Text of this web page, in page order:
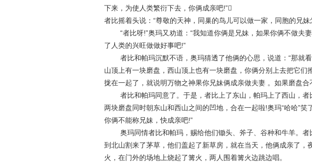
下来，为使人类繁衍下去，你俩成亲吧!”
者比摇着头说：“尊敬的天神，同巢的鸟儿可以做一家，同胞的兄妹
“者比呀!”奥玛又劝道：“我知道你俩是兄妹，如果你俩不做夫
了人类的兴旺做做好事吧!”
者比和帕玛沉默不语，奥玛猜透了他俩的心思，说道：“那就
山顶上有一块磨盘，西山顶上也有一块磨盘，你俩分别上去把它们
拢在一起了，就说明万物之神果你兄妹俩成亲做夫妻 。如果磨盘合
者比和帕玛同意了。于是，者比上了东山，帕玛上了西山，者
两块磨盘同时朝东山和西山之间的凹地，合在一起啦!奥玛“哈哈”笑
你俩不能称兄妹，快成亲吧!”
奥玛同情者比和帕玛，赐给他们锄头、斧子、谷种和牛羊。者
到北山割来了茅草，他们盖起了新草房，就在当天，他俩成亲了，
火，在门外的场地上烧起了篝火，两人围着篝火边跳边唱。